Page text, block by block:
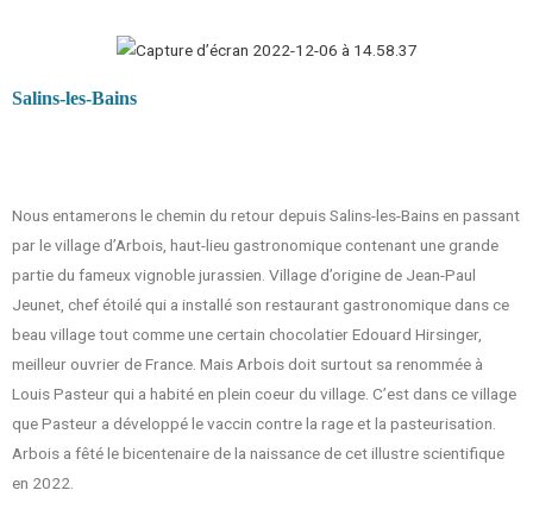
Salins-les-Bains
Nous entamerons le chemin du retour depuis Salins-les-Bains en passant
par le village d’Arbois, haut-lieu gastronomique contenant une grande
partie du fameux vignoble jurassien. Village d’origine de Jean-Paul
Jeunet, chef étoilé qui a installé son restaurant gastronomique dans ce
beau village tout comme une certain chocolatier Edouard Hirsinger,
meilleur ouvrier de France. Mais Arbois doit surtout sa renommée à
Louis Pasteur qui a habité en plein coeur du village. C’est dans ce village
que Pasteur a développé le vaccin contre la rage et la pasteurisation.
Arbois a fêté le bicentenaire de la naissance de cet illustre scientifique
en 2022.